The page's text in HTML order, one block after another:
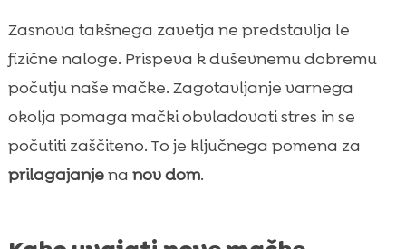
Zasnova takšnega zavetja ne predstavlja le
fizične naloge. Prispeva k duševnemu dobremu
počutju naše mačke. Zagotavljanje varnega
okolja pomaga mački obvladovati stres in se
počutiti zaščiteno. To je ključnega pomena za
prilagajanjena nov dom.